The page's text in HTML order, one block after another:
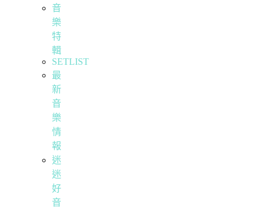
音
樂
特
輯
SETLIST
最
新
音
樂
情
報
迷
迷
好
音